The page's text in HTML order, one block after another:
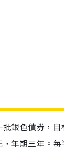
銀色債券，
年期三年。每